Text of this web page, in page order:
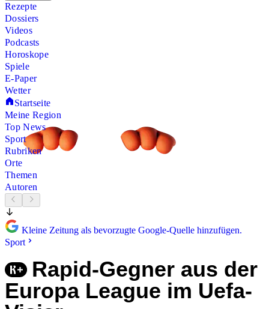
Rezepte
Dossiers
Videos
Podcasts
Horoskope
Spiele
E-Paper
Wetter
Startseite
Meine Region
Top News
Sport
Rubriken
Orte
Themen
Autoren
Kleine Zeitung als bevorzugte Google-Quelle hinzufügen.
Sport
Rapid-Gegner aus der
Europa League im Uefa-